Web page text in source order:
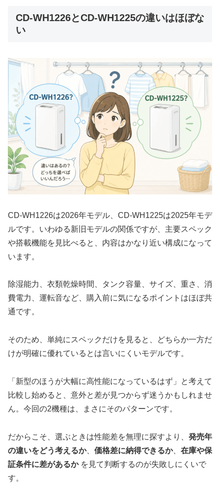
CD-WH1226とCD-WH1225の違いはほぼな
い
CD-WH1226は2026年モデル、CD-WH1225は2025年モデ
ルです。いわゆる新旧モデルの関係ですが、主要スペック
や搭載機能を見比べると、内容はかなり近い構成になって
います。
除湿能力、衣類乾燥時間、タンク容量、サイズ、重さ、消
費電力、運転音など、購入前に気になるポイントはほぼ共
通です。
そのため、単純にスペックだけを見ると、どちらか一方だ
けが明確に優れているとは言いにくいモデルです。
「新型のほうが大幅に高性能になっているはず」と考えて
比較し始めると、意外と差が見つからず迷うかもしれませ
ん。今回の2機種は、まさにそのパターンです。
だからこそ、選ぶときは性能差を無理に探すより、 発売年
の違いをどう考えるか、 価格差に納得できるか、 在庫や保
証条件に差があるかを見て判断するのが失敗しにくいで
す。